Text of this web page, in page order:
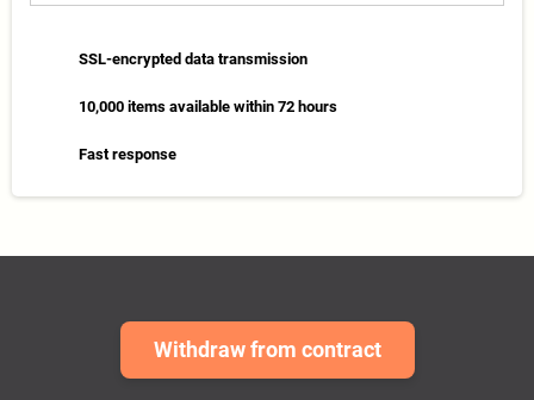
SSL-encrypted data transmission
10,000 items available within 72 hours
Fast response
Withdraw from contract